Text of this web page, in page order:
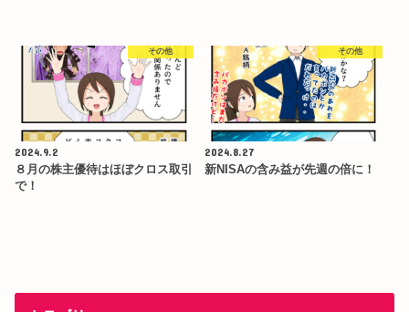
その他
2024.9.2
８月の株主優待はほぼクロス取引
で！
その他
2024.8.27
新NISAの含み益が先週の倍に！